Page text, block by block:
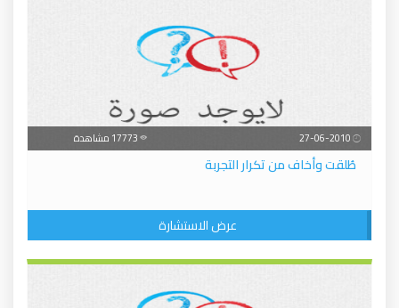
طُلقت وأخاف من تكرار التجربة
عرض الاستشارة